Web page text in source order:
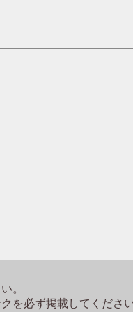
。
を必ず掲載してくださ